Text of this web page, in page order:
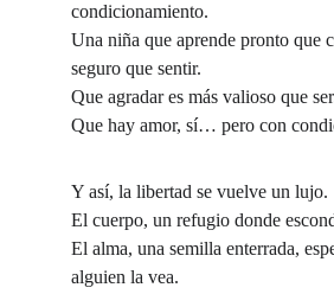
condicionamiento.
Una niña que aprende pronto que
seguro que sentir.
Que agradar es más valioso que
Que hay amor, sí… pero con
Y así, la libertad se vuelve un lujo.
El cuerpo, un refugio donde
El alma, una semilla enterrada,
alguien la vea.